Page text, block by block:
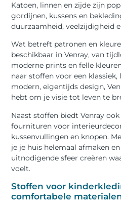
Katoen, linnen en zijde zijn
gordijnen, kussens en
duurzaamheid, veelzijdigheid
Wat betreft patronen en
beschikbaar in Venray, van
moderne prints en felle
naar stoffen voor een
modern, eigentijds design,
hebt om je visie tot leven te
Naast stoffen biedt Venray
fournituren voor
kussenvullingen en knopen.
je je huis helemaal afmaken
uitnodigende sfeer creëren
voelt.
Stoffen voor
comfortabele